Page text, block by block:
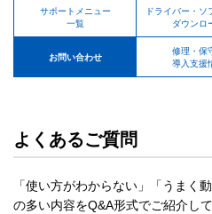
サポートメニュー
一覧
ドライバー・ソ
ダウンロ
お問い合わせ
修理・保
導入支援
よくあるご質問
「使い方がわからない」「うまく
の多い内容をQ&A形式でご紹介して